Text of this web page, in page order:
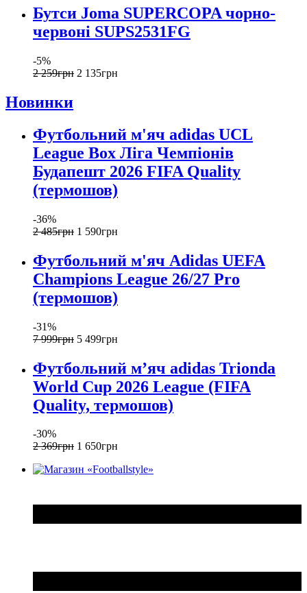
Бутси Joma SUPERCOPA чорно-
червоні SUPS2531FG
-5%
2 259грн 2 135грн
Новинки
Футбольний м'яч adidas UCL
League Box Ліга Чемпіонів
Будапешт 2026 FIFA Quality
(термошов)
-36%
2 485грн 1 590грн
Футбольний м'яч Adidas UEFA
Champions League 26/27 Pro
(термошов)
-31%
7 999грн 5 499грн
Футбольний м’яч adidas Trionda
World Cup 2026 League (FIFA
Quality, термошов)
-30%
2 369грн 1 650грн